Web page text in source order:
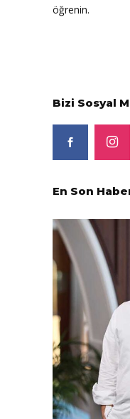
öğrenin.
Bizi Sosyal
En Son